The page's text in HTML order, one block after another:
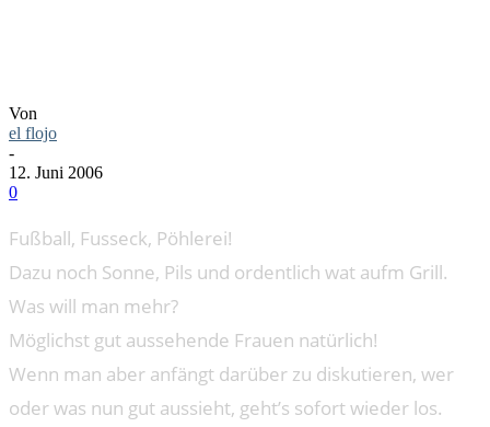
Von
el flojo
-
12. Juni 2006
0
Fußball, Fusseck, Pöhlerei!
Dazu noch Sonne, Pils und ordentlich wat aufm Grill.
Was will man mehr?
Möglichst gut aussehende Frauen natürlich!
Wenn man aber anfängt darüber zu diskutieren, wer
oder was nun gut aussieht, geht’s sofort wieder los.